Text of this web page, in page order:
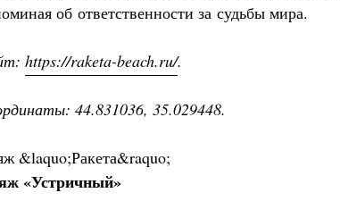
об ответственности за судьбы мира.
https://raketa-beach.ru/.
44.831036, 35.029448.
&laquo;Ракета&raquo;
«Устричный»